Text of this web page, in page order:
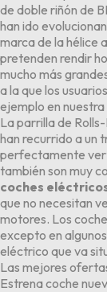
de doble riñón de
han ido
marca de la hélice
pretenden rendir
mucho más
a la que los
ejemplo en
La parrilla de
han recurrido a un
perfectamente
también son muy
coches
que no necesitan
motores. Los
excepto en
eléctrico que va
Las mejores
Estrena coche